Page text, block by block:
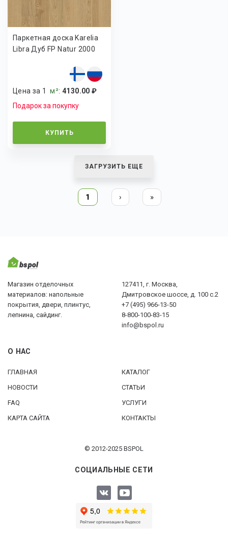
Паркетная доска Karelia
Libra Дуб FP Natur 2000
Цена за 1м²:4130.00 ₽
Подарок за покупку
КУПИТЬ
ЗАГРУЗИТЬ ЕЩЕ
1 › »
Магазин отделочных
материалов: напольные
покрытия, двери, плинтус,
лепнина, сайдинг.
127411, г. Москва,
Дмитровское шоссе, д. 100 с.2
+7 (495) 966-13-50
8-800-100-83-15
info@bspol.ru
О НАС
ГЛАВНАЯ
КАТАЛОГ
НОВОСТИ
СТАТЬИ
FAQ
УСЛУГИ
КАРТА САЙТА
КОНТАКТЫ
© 2012-2025 BSPOL
СОЦИАЛЬНЫЕ СЕТИ